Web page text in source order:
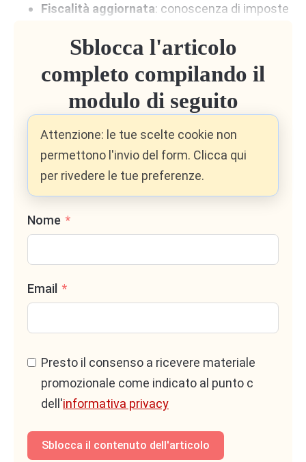
Fiscalità aggiornata: conoscenza di imposte
sulle novità normative.
Pratiche camerali e fiscali online:
dimestichezza con i portali Entratel,
Infocamere, Agenzia delle Entrate.
2. Capacità di analisi e
consulenza
criticità e opportunità ai clienti.
Preparare
decisioni strategiche.
3. Attitudine digitale
Uso fluido digestionali cloude
Sblocca l'articolo
completo compilando il
modulo di seguito
Attenzione: le tue scelte cookie non
permettono l'invio del form. Clicca qui
per rivedere le tue preferenze.
Nome
Email
Presto il consenso a ricevere materiale
promozionale come indicato al punto c
dell'informativa privacy
Sblocca il contenuto dell'articolo